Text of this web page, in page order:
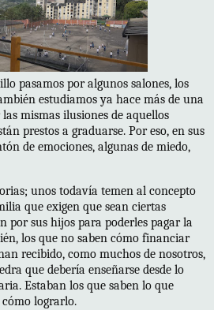
pasamos por algunos salones, los
estudiamos ya hace más de una
mismas ilusiones de aquellos
prestos a graduarse. Por eso, en sus
de emociones, algunas de miedo,
unos todavía temen al concepto
que exigen que sean ciertas
por sus hijos para poderles pagar la
los que no saben cómo financiar
recibido, como muchos de nosotros,
que debería enseñarse desde lo
Estaban los que saben lo que
lograrlo.